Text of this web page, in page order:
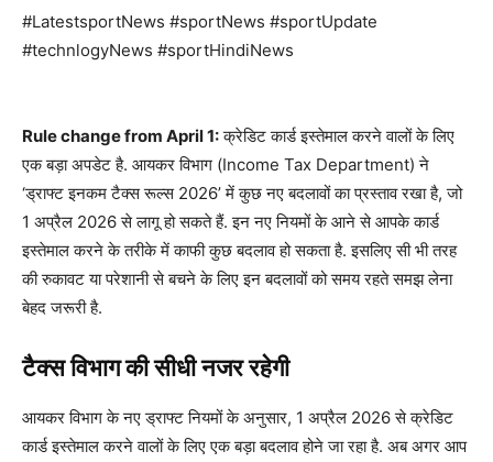
#LatestsportNews #sportNews #sportUpdate
#technlogyNews #sportHindiNews
Rule change from April 1:क्रेडिट कार्ड इस्तेमाल करने वालों के लिए
एक बड़ा अपडेट है. आयकर विभाग (Income Tax Department) ने
‘ड्राफ्ट इनकम टैक्स रूल्स 2026’ में कुछ नए बदलावों का प्रस्ताव रखा है, जो
1 अप्रैल 2026 से लागू हो सकते हैं. इन नए नियमों के आने से आपके कार्ड
इस्तेमाल करने के तरीके में काफी कुछ बदलाव हो सकता है. इसलिए सी भी तरह
की रुकावट या परेशानी से बचने के लिए इन बदलावों को समय रहते समझ लेना
बेहद जरूरी है.
टैक्स विभाग की सीधी नजर रहेगी
आयकर विभाग के नए ड्राफ्ट नियमों के अनुसार, 1 अप्रैल 2026 से क्रेडिट
कार्ड इस्तेमाल करने वालों के लिए एक बड़ा बदलाव होने जा रहा है. अब अगर आप